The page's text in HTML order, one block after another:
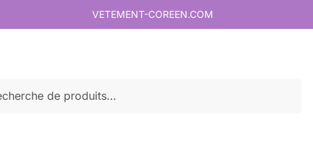
VETEMENT-COREEN.COM